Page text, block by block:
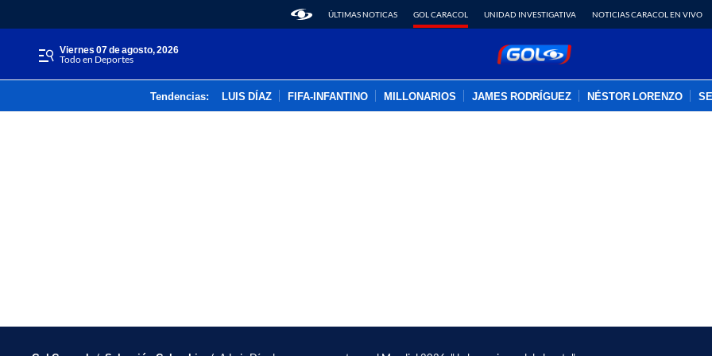
ÚLTIMAS NOTICAS GOL CARACOL UNIDAD INVESTIGATIVA NOTICIAS CARACOL EN VIVO
viernes 07 de agosto, 2026
Todo en Deportes
Tendencias: LUIS DÍAZ FIFA-INFANTINO MILLONARIOS JAMES RODRÍGUEZ NÉSTOR LORENZO